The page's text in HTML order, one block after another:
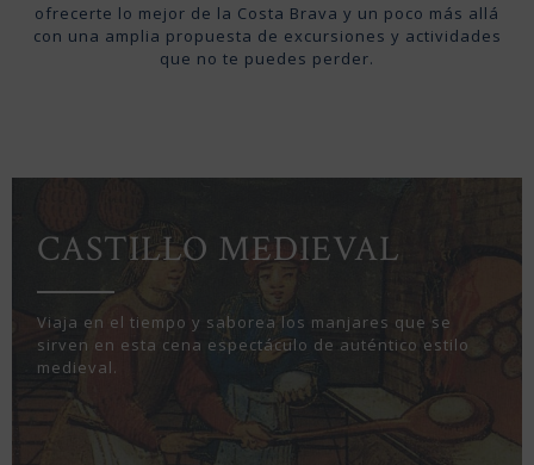
ofrecerte lo mejor de la Costa Brava y un poco más allá
con una amplia propuesta de excursiones y actividades
que no te puedes perder.
CASTILLO MEDIEVAL
Viaja en el tiempo y saborea los manjares que se
sirven en esta cena espectáculo de auténtico estilo
medieval.